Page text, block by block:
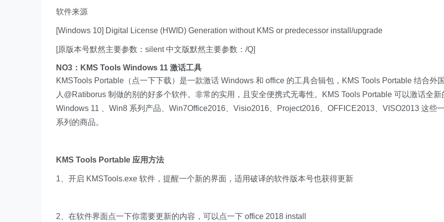
软件来源
[Windows 10] Digital License (HWID) Generation without KMS or predecessor install/upgrade
[原版本号默然主要参数：silent 中文版默然主要参数：/Q]
NO3：KMS Tools Windows 11 激话工具
KMSTools Portable（点一下下载）是一款激话 Windows 和 office 的工具合辑包，KMS Tools Portable 结合外国
人@Ratiborus 制做的别的好多个软件。非常的实用，且安全便携式无毒性。KMS Tools Portable 可以激话全新
Windows 11 、Win8 系列产品、Win7Office2016、Visio2016、Project2016、OFFICE2013、VISO2013 这些一
系列的商品。
KMS Tools Portable 应用方法
1、开启 KMSTools.exe 软件，提醒一个新的界面，适用破译的软件版本号也获得更新
2、在软件界面点一下你需要更新的内容，可以点一下 office 2018 install